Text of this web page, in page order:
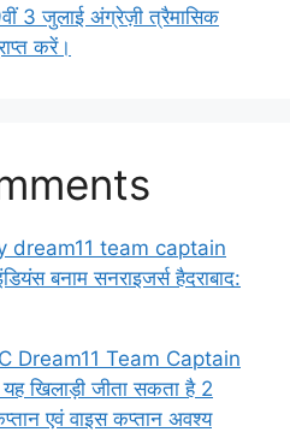
3 जुलाई अंग्रेज़ी त्रैमासिक
करें।
dream11 team captain
बनाम सनराइजर्स हैदराबाद:
Dream11 Team Captain
खिलाड़ी जीता सकता है 2
एवं वाइस कप्तान अवश्य